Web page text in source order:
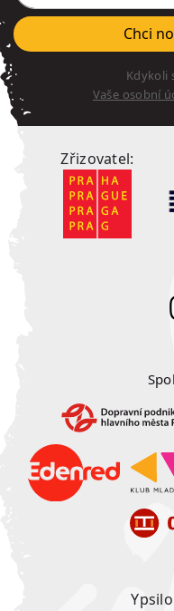
Chci
Kdykoli
Vaše osobní
Zřizovatel: